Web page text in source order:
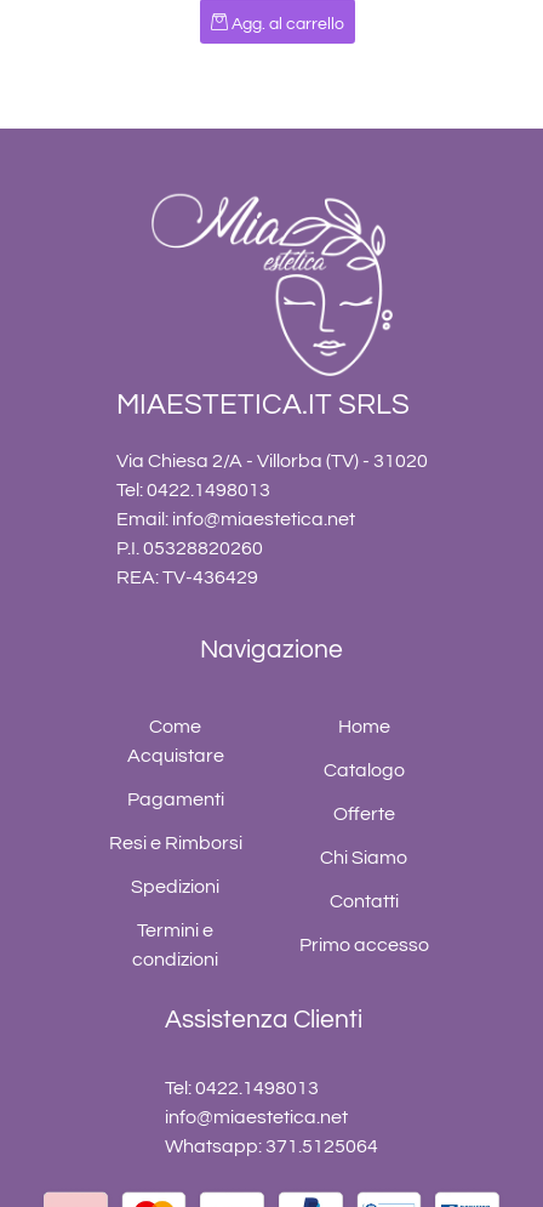
Quantità
Agg. al carrello
MIAESTETICA.IT SRLS
Via Chiesa 2/A - Villorba (TV) - 31020
Tel: 0422.1498013
Email: info@miaestetica.net
P.I. 05328820260
REA: TV-436429
Navigazione
Come
Acquistare
Pagamenti
Resi e Rimborsi
Spedizioni
Termini e
condizioni
Home
Catalogo
Offerte
Chi Siamo
Contatti
Primo accesso
Assistenza Clienti
Tel: 0422.1498013
info@miaestetica.net
Whatsapp: 371.5125064